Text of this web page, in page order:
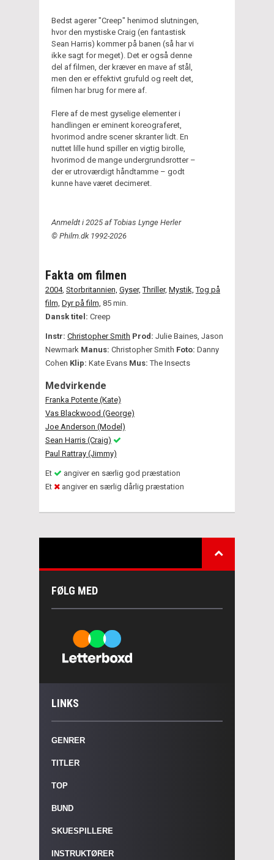
Bedst agerer "Creep" henimod slutningen,
hvor den mystiske Craig (en fantastisk
Sean Harris) kommer på banen (så har vi
ikke sagt for meget). Det er også denne
del af filmen, der kræver en mave af stål,
men den er effektivt grufuld og reelt det,
filmen har brug for mere af.
Flere af de mest gyselige elementer i
handlingen er eminent koreograferet,
hvorimod andre scener skranter lidt. En
nuttet lille hund spiller en vigtig birolle,
hvorimod de mange undergrundsrotter –
der er utroværdigt håndtamme – godt
kunne have været decimeret.
Anmeldt i 2025 af Tobias Lynge Herler
© Philm.dk 1992-2026
Fakta om filmen
2004, Storbritannien, Gyser, Thriller, Mystik, Tog på
film, Dyr på film, 85 min.
Dansk titel: Creep
Instr: Christopher Smith Prod: Julie Baines, Jason
Newmark Manus: Christopher Smith Foto: Danny
Cohen Klip: Kate Evans Mus: The Insects
Medvirkende
Franka Potente (Kate)
Vas Blackwood (George)
Joe Anderson (Model)
Sean Harris (Craig)
Paul Rattray (Jimmy)
Et
angiver en særlig god præstation
Et
angiver en særlig dårlig præstation
FØLG MED
LINKS
GENRER
TITLER
TOP
BUND
SKUESPILLERE
INSTRUKTØRER